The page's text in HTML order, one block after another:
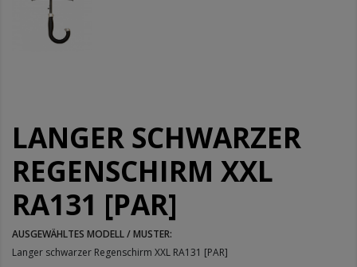
LANGER SCHWARZER
REGENSCHIRM XXL
RA131 [PAR]
AUSGEWÄHLTES MODELL / MUSTER:
Langer schwarzer Regenschirm XXL RA131 [PAR]